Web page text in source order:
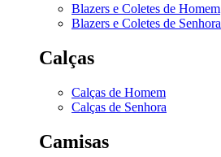
Blazers e Coletes de Homem
Blazers e Coletes de Senhora
Calças
Calças de Homem
Calças de Senhora
Camisas